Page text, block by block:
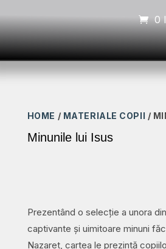
0
HOME / MATERIALE COPII /
Minunile lui Isus
Prezentând o selecție a unora
captivante și uimitoare minuni
Nazaret, cartea le prezintă